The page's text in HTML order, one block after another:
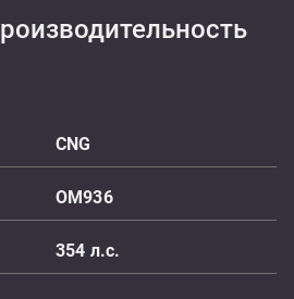
CNG
OM936
354 л.с.